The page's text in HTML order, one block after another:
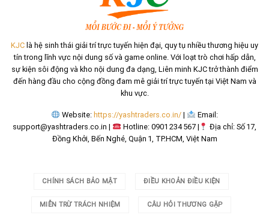
KJC là hệ sinh thái giải trí trực tuyến hiện đại, quy tụ nhiều thương hiệu uy
tín trong lĩnh vực nội dung số và game online. Với loạt trò chơi hấp dẫn,
sự kiện sôi động và kho nội dung đa dạng, Liên minh KJC trở thành điểm
đến hàng đầu cho cộng đồng đam mê giải trí trực tuyến tại Việt Nam và
khu vực.
Website: https://yashtraders.co.in/ |
Email:
support@yashtraders.co.in | Hotline: 0901 234 567 |
Địa chỉ: Số 17,
Đồng Khởi, Bến Nghé, Quận 1, TP.HCM, Việt Nam
CHÍNH SÁCH BẢO MẬT ĐIỀU KHOẢN ĐIỀU KIỆN
MIỄN TRỪ TRÁCH NHIỆM CÂU HỎI THƯƠNG GẶP